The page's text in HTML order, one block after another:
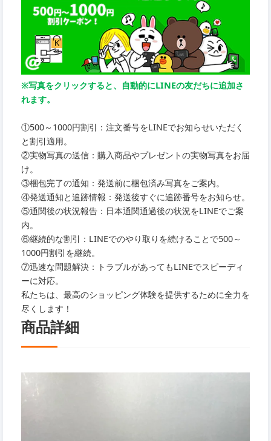
※写真をクリックすると、自動的にLINEの友だちに追加さ
れます。
①500～1000円割引：注文番号をLINEでお知らせいただく
と割引適用。
②実物写真の送信：購入商品やプレゼントの実物写真をお届
け。
③梱包完了の通知：発送前に梱包済み写真をご案内。
④発送通知と追跡情報：発送後すぐに追跡番号をお知らせ。
⑤通関後の状況報告：日本通関通過後の状況をLINEでご案
内。
⑥継続的な割引：LINEでのやり取りを続けることで500～
1000円割引を継続。
⑦迅速な問題解決：トラブルがあってもLINEでスピーディ
ーに対応。
私たちは、最高のショッピング体験を提供するために全力を
尽くします！
商品詳細